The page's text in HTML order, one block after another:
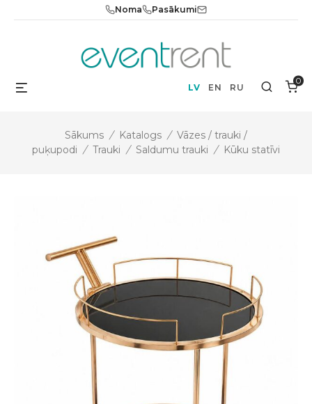
Noma Pasākumi
LV EN RU Search
0
Sākums / Katalogs / Vāzes / trauki /
puķupodi / Trauki / Saldumu trauki / Kūku statīvi